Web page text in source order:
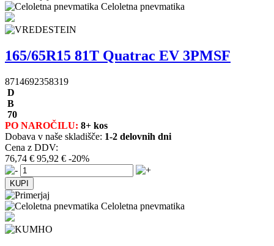
Celoletna pnevmatika
165/65R15 81T Quatrac EV 3PMSF
8714692358319
D
B
70
PO NAROČILU: 8+ kos
Dobava v naše skladišče: 1-2 delovnih dni
Cena z DDV:
76,74 € 95,92 € -20%
Celoletna pnevmatika